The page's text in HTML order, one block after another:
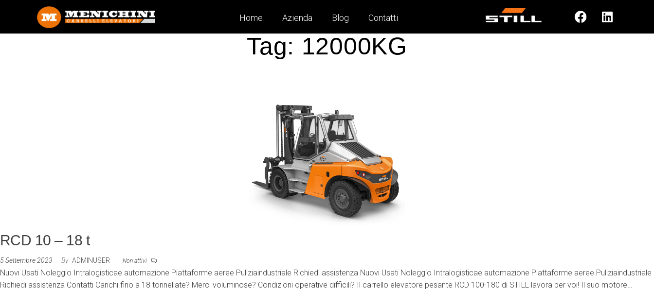
Home Azienda Blog Contatti
Tag: 12000KG
RCD 10 – 18 t
5 Settembre 2023 By ADMINUSER Non attivi
Nuovi Usati Noleggio Intralogisticae automazione Piattaforme aeree Puliziaindustriale Richiedi assistenza Nuovi Usati Noleggio Intralogisticae automazione Piattaforme aeree Puliziaindustriale
Richiedi assistenza Contatti Carichi fino a 18 tonnellate? Merci voluminose? Condizioni operative difficili? Il carrello elevatore pesante RCD 100-180 di STILL lavora per voi! Il suo motore…